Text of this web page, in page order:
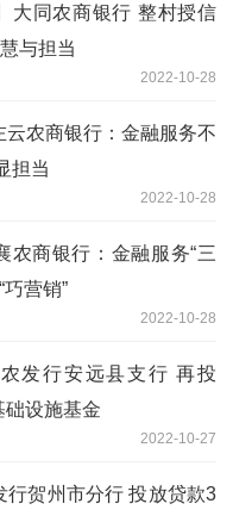
大同农商银行 整村授信
与担当
2022-10-28
云农商银行：金融服务不
担当
2022-10-28
农商银行：金融服务“三
巧营销”
2022-10-28
发行安远县支行 再投
础设施基金
2022-10-27
行贺州市分行 投放贷款3